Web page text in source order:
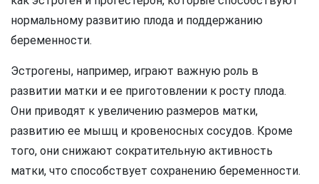
нормальному развитию плода и поддержанию
беременности.
Эстрогены, например, играют важную роль в
развитии матки и ее приготовлении к росту плода.
Они приводят к увеличению размеров матки,
развитию ее мышц и кровеносных сосудов. Кроме
того, они снижают сократительную активность
матки, что способствует сохранению беременности.